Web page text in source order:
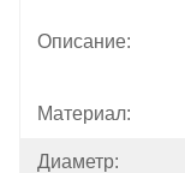
Описание:
Материал:
Диаметр: